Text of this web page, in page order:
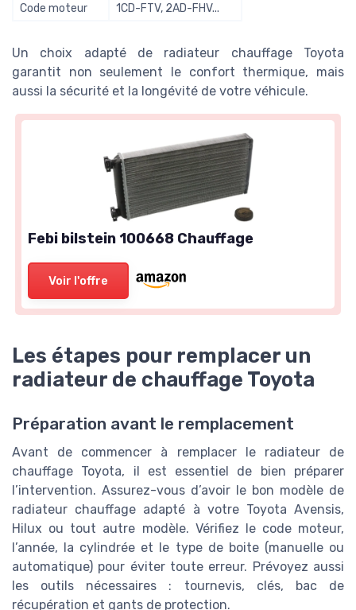
Code moteur
1CD-FTV, 2AD-FHV...
Un choix adapté de radiateur chauffage Toyota
garantit non seulement le confort thermique, mais
aussi la sécurité et la longévité de votre véhicule.
Febi bilstein 100668 Chauffage
Voir l'offre
Les étapes pour remplacer un
radiateur de chauffage Toyota
Préparation avant le remplacement
Avant de commencer à remplacer le radiateur de
chauffage Toyota, il est essentiel de bien préparer
l’intervention. Assurez-vous d’avoir le bon modèle de
radiateur chauffage adapté à votre Toyota Avensis,
Hilux ou tout autre modèle. Vérifiez le code moteur,
l’année, la cylindrée et le type de boite (manuelle ou
automatique) pour éviter toute erreur. Prévoyez aussi
les outils nécessaires : tournevis, clés, bac de
récupération et gants de protection.